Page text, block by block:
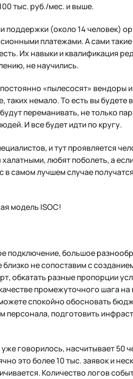
тыс. руб./мес. и выше.
поддержки (около 14 человек)
платежами. А сами
Их навыки и квалификация
не научились.
«пылесосят» вендоры
немало. То есть вы будете
переманивать, не только
И все будет идти по кругу.
и тут проявляется
любят поболеть, а
в самом лучшем случае
модель ISOC!
подключение, большое
не сопоставим с
обкатать разные пропорции
промежуточного шага на
спокойно обосновать
подготовить
говорилось, насчитывает 50
это более 10 тыс. заявок и
Количество логов